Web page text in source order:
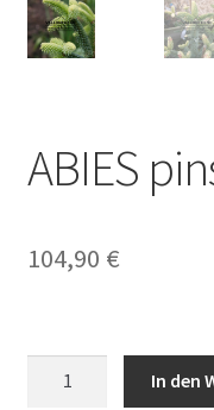
ABIES
104,90 €
In den